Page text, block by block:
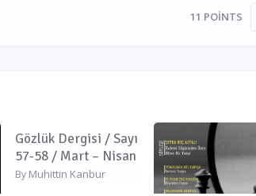
11 POINTS
Gözlük Dergisi / Sayı
57-58 / Mart – Nisan
By Muhittin Kanbur